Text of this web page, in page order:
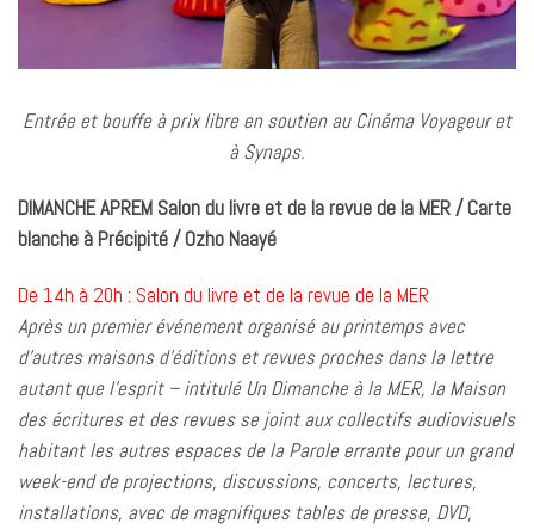
Entrée et bouffe à prix libre en soutien au Cinéma Voyageur et
à Synaps.
DIMANCHE APREM Salon du livre et de la revue de la MER / Carte
blanche à Précipité / Ozho Naayé
De 14h à 20h : Salon du livre et de la revue de la MER
Après un premier événement organisé au printemps avec
d’autres maisons d’éditions et revues proches dans la lettre
autant que l’esprit – intitulé Un Dimanche à la MER, la Maison
des écritures et des revues se joint aux collectifs audiovisuels
habitant les autres espaces de la Parole errante pour un grand
week-end de projections, discussions, concerts, lectures,
installations, avec de magnifiques tables de presse, DVD,